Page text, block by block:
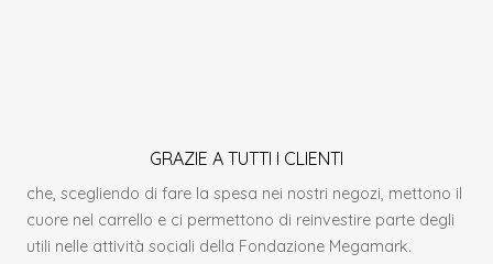
GRAZIE A TUTTI I CLIENTI
che, scegliendo di fare la spesa nei nostri negozi, mettono il
cuore nel carrello e ci permettono di reinvestire parte degli
utili nelle attività sociali della Fondazione Megamark.